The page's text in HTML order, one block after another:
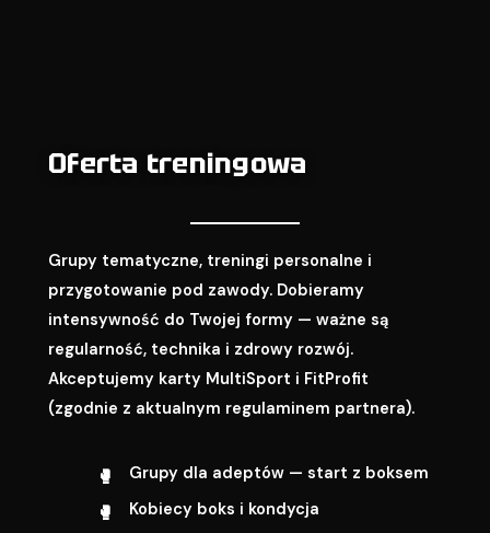
Oferta treningowa
Grupy tematyczne, treningi personalne i
przygotowanie pod zawody. Dobieramy
intensywność do Twojej formy — ważne są
regularność, technika i zdrowy rozwój.
Akceptujemy karty MultiSport i FitProfit
(zgodnie z aktualnym regulaminem partnera).
Grupy dla adeptów — start z boksem
Kobiecy boks i kondycja